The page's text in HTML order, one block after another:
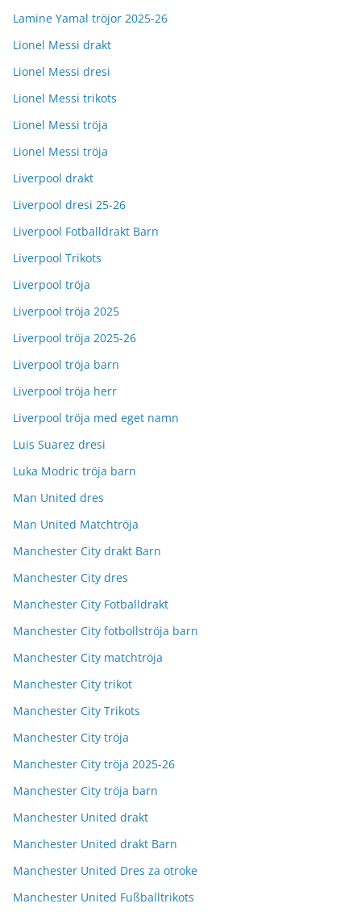
Lamine Yamal tröjor 2025-26
Lionel Messi drakt
Lionel Messi dresi
Lionel Messi trikots
Lionel Messi tröja
Lionel Messi tröja
Liverpool drakt
Liverpool dresi 25-26
Liverpool Fotballdrakt Barn
Liverpool Trikots
Liverpool tröja
Liverpool tröja 2025
Liverpool tröja 2025-26
Liverpool tröja barn
Liverpool tröja herr
Liverpool tröja med eget namn
Luis Suarez dresi
Luka Modric tröja barn
Man United dres
Man United Matchtröja
Manchester City drakt Barn
Manchester City dres
Manchester City Fotballdrakt
Manchester City fotbollströja barn
Manchester City matchtröja
Manchester City trikot
Manchester City Trikots
Manchester City tröja
Manchester City tröja 2025-26
Manchester City tröja barn
Manchester United drakt
Manchester United drakt Barn
Manchester United Dres za otroke
Manchester United Fußballtrikots